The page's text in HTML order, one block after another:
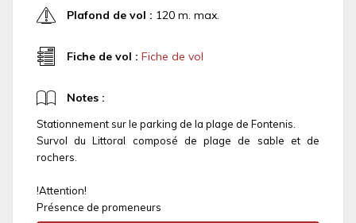
Plafond de vol : 120 m. max.
Fiche de vol : Fiche de vol
Notes :
Stationnement sur le parking de la plage de Fontenis.
Survol du Littoral composé de plage de sable et de
rochers.
!Attention!
Présence de promeneurs